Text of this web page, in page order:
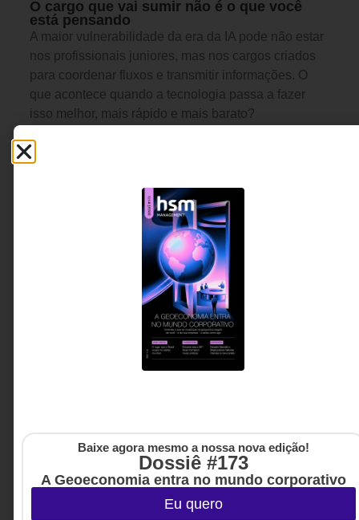
O cargo que vai sumir não é o que você
está pensando
A maior vulnerabilidade da era da IA pode não estar
nos profissionais juniores, mas nos cargos criados
para coordenar fluxos e transmitir informações. O
que acontece quando a tecnologia passa a fazer
isso melhor, mais rápido e mais barato?
Amanda Graciano -
Fundadora da Trama
Baixe agora mesmo a nossa nova edição!
Dossiê #173
A Geoeconomia entra no mundo corporativo
Eu quero